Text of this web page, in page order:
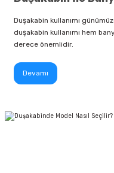
Duşakabin kullanımı
duşakabin kullanımı hem
derece önemlidir.
Devamı